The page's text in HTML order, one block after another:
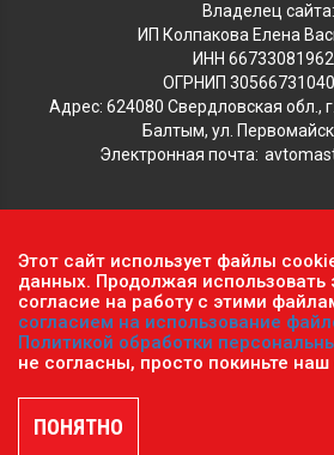
Владелец сайта:
ИП Колпакова Елена
ИНН
ОГРНИП
Адрес: 624080 Свердловская обл.,
Балтым, ул.
Электронная почта:
Обратите внимание, что данный сайт
информационный характер и ни при
является публичной офертой,
ст. 437 Гражданского кодекса РФ.
конфиденциальности персональных
Пользовательское соглашение.
© 2026 г. Сеть оптово-розничных
Этот сайт использует файлы
данных. Продолжая использовать
согласие на работу с этими
согласием на использование
Политикой обработки
не согласны, просто покиньте наш
ПОНЯТНО